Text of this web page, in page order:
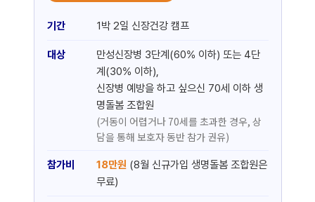
기간 1박 2일 신장건강 캠프
대상
만성신장병 3단계(60% 이하) 또는 4단
계(30% 이하),
신장병 예방을 하고 싶으신 70세 이하 생
명돌봄 조합원
(거동이 어렵거나 70세를 초과한 경우, 상
담을 통해 보호자 동반 참가 권유)
참가비 18만원(8월 신규가입 생명돌봄 조합원은
무료)